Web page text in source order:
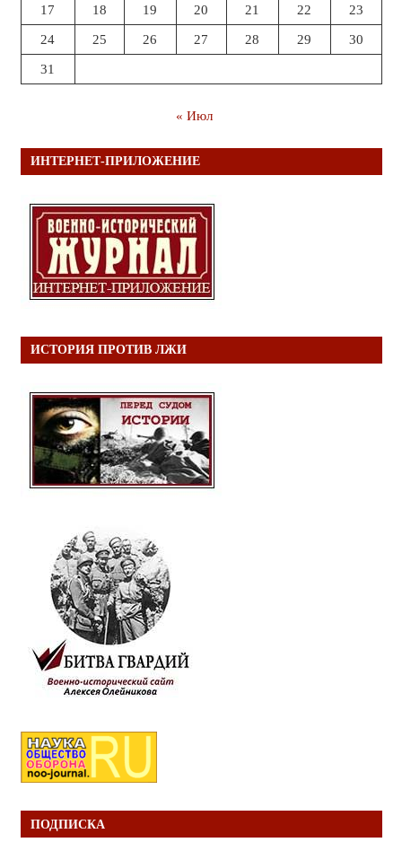
17 18 19 20 21 22 23
24 25 26 27 28 29 30
31
« Июл
ИНТЕРНЕТ-ПРИЛОЖЕНИЕ
ИСТОРИЯ ПРОТИВ ЛЖИ
ПОДПИСКА